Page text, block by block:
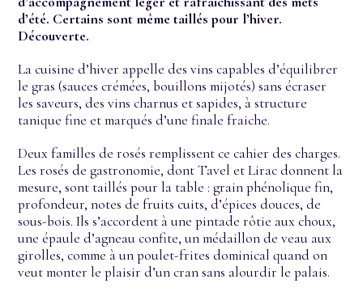
d’été. Certains sont même taillés pour l’hiver.
Découverte.
La cuisine d’hiver appelle des vins capables d’équilibrer
le gras (sauces crémées, bouillons mijotés) sans écraser
les saveurs, des vins charnus et sapides, à structure
tanique fine et marqués d’une finale fraiche.
Deux familles de rosés remplissent ce cahier des charges.
Les rosés de gastronomie, dont Tavel et Lirac donnent la
mesure, sont taillés pour la table : grain phénolique fin,
profondeur, notes de fruits cuits, d’épices douces, de
sous-bois. Ils s’accordent à une pintade rôtie aux choux,
une épaule d’agneau confite, un médaillon de veau aux
girolles, comme à un poulet-frites dominical quand on
veut monter le plaisir d’un cran sans alourdir le palais.